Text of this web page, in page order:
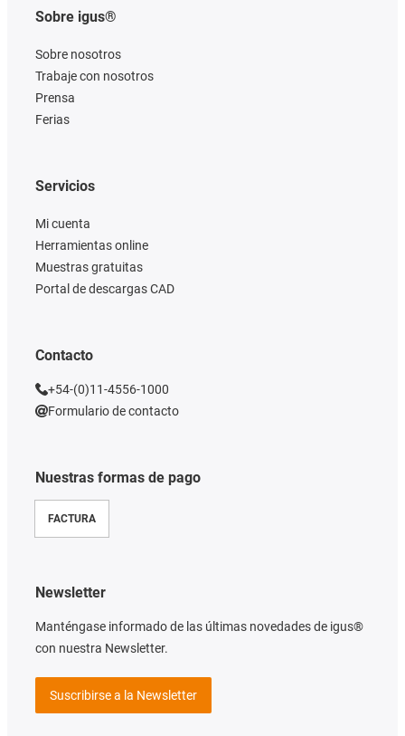
Sobre igus®
Sobre nosotros
Trabaje con nosotros
Prensa
Ferias
Nuestras formas de pago
FACTURA
Servicios
Mi cuenta
Herramientas online
Muestras gratuitas
Portal de descargas CAD
Contacto
+54-(0)11-4556-1000
Formulario de contacto
Newsletter
Manténgase informado de las últimas novedades de igus®
con nuestra Newsletter.
Suscribirse a la Newsletter